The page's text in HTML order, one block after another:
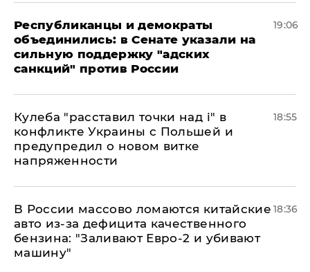
Республиканцы и демократы
объединились: в Сенате указали на
сильную поддержку "адских
санкций" против России
19:06
Кулеба "расставил точки над і" в
конфликте Украины с Польшей и
предупредил о новом витке
напряженности
18:55
В России массово ломаются китайские
авто из-за дефицита качественного
бензина: "Заливают Евро-2 и убивают
машину"
18:36